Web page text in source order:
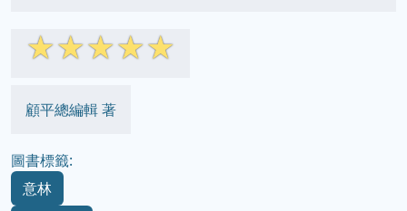
☆☆☆☆☆
顧平總編輯 著
圖書標籤:
意林